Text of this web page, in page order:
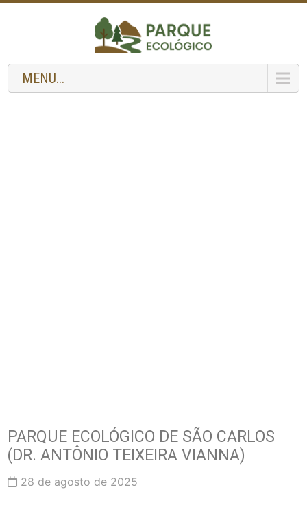
MENU...
PARQUE ECOLÓGICO DE SÃO CARLOS
(DR. ANTÔNIO TEIXEIRA VIANNA)
28 de agosto de 2025